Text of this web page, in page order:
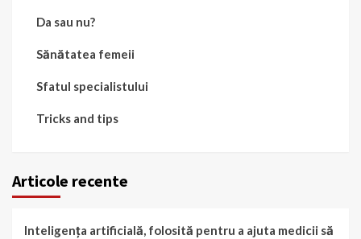
Da sau nu?
Sănătatea femeii
Sfatul specialistului
Tricks and tips
Articole recente
Inteligența artificială, folosită pentru a ajuta medicii să